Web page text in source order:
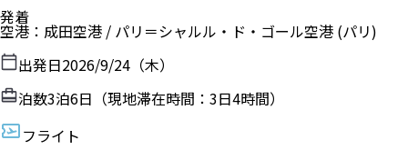
発着
空港 ： 成田空港 / パリ＝シャルル・ド・ゴール空港 (パリ)
出発日2026/9/24（木）
泊数3泊6日（現地滞在時間： 3日4時間）
フライト